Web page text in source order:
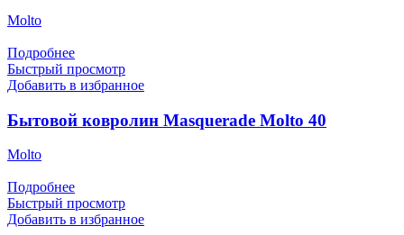
Molto
Подробнее
Быстрый просмотр
Добавить в избранное
Бытовой ковролин Masquerade Molto 40
Molto
Подробнее
Быстрый просмотр
Добавить в избранное